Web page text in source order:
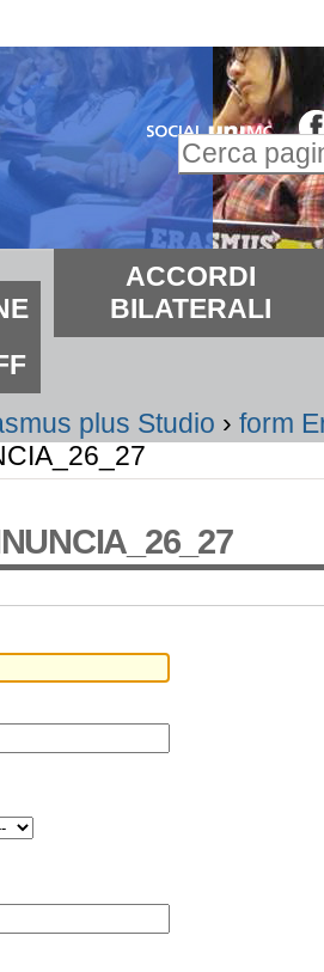
Inserire il
Ricerca
avanzata…
ACCORDI
BILATERALI
plus Studio ›form